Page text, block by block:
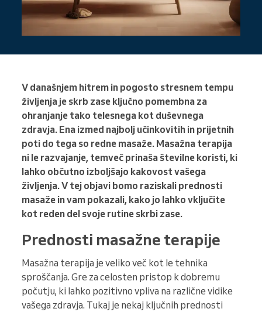
V današnjem hitrem in pogosto stresnem tempu
življenja je skrb zase ključno pomembna za
ohranjanje tako telesnega kot duševnega
zdravja. Ena izmed najbolj učinkovitih in prijetnih
poti do tega so redne masaže. Masažna terapija
ni le razvajanje, temveč prinaša številne koristi, ki
lahko občutno izboljšajo kakovost vašega
življenja. V tej objavi bomo raziskali prednosti
masaže in vam pokazali, kako jo lahko vključite
kot reden del svoje rutine skrbi zase.
Prednosti masažne terapije
Masažna terapija je veliko več kot le tehnika
sproščanja. Gre za celosten pristop k dobremu
počutju, ki lahko pozitivno vpliva na različne vidike
vašega zdravja. Tukaj je nekaj ključnih prednosti